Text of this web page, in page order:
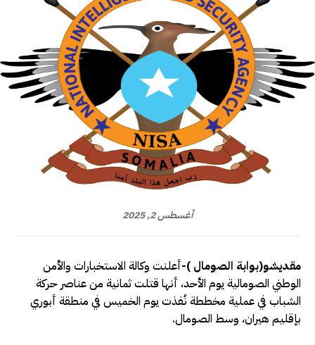
أغسطس 2, 2025
مقديشو(بوابة الصومال )-أعلنت وكالة الاستخبارات والأمن
الوطني الصومالية يوم الأحد، أنها قتلت ثمانية من عناصر حركة
الشباب في عملية مخططة نُفذت يوم الخميس في منطقة أبوري
بإقليم هيران، وسط الصومال.